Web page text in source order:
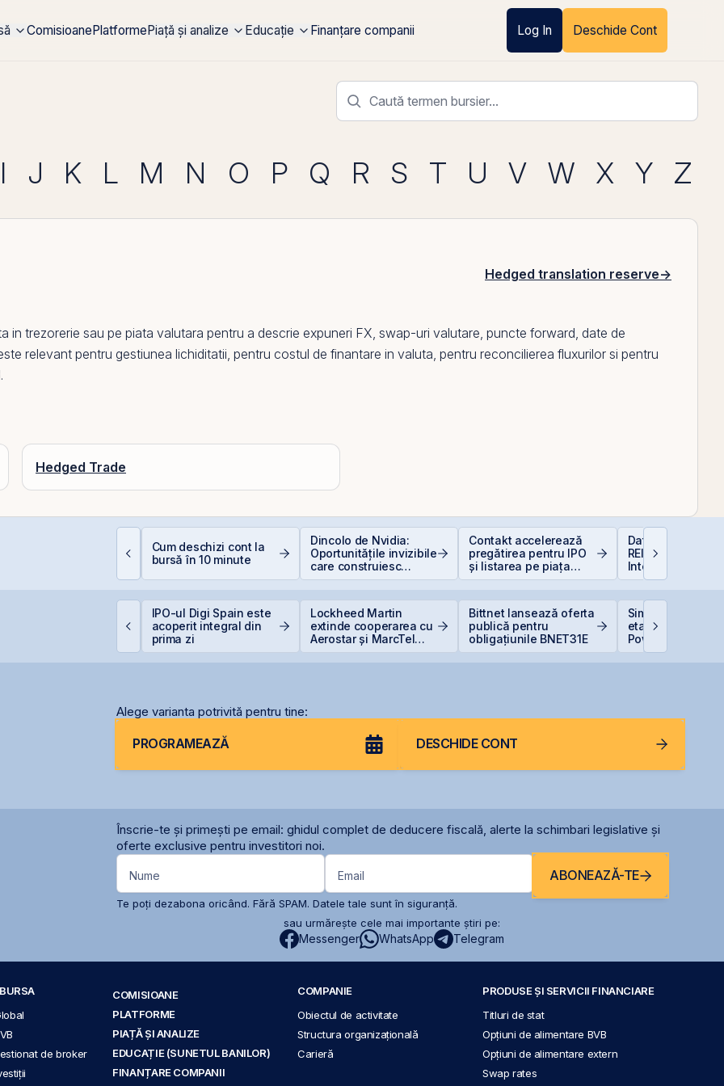
ComisioanePlatformePiață și analize Educație Finanțare companii Log In Deschide Cont
I J K L M N O P Q R S T U V W X Y Z
Hedged translation reserve→
in trezorerie sau pe piata valutara pentru a descrie expuneri FX, swap-uri valutare, puncte forward, date de
relevant pentru gestiunea lichiditatii, pentru costul de finantare in valuta, pentru reconcilierea fluxurilor si pentru
Hedged Trade
Cum deschizi cont la
bursă în 10 minute
Dincolo de Nvidia:
Oportunitățile invizibile
care construiesc
viitorul AI
Contakt accelerează
pregătirea pentru IPO
și listarea pe piața
AeRO a BVB
Data Center REIT
REIT-ul în era
Inteligenței
IPO-ul Digi Spain este
acoperit integral din
prima zi
Lockheed Martin
extinde cooperarea cu
Aerostar și MarcTel
Bittnet lansează oferta
publică pentru
obligațiunile BNET31E
Simtel Team
etapizat 14% din
Power pentru
lei și își reduce
Alege varianta potrivită pentru tine:
PROGRAMEAZĂ DESCHIDE CONT
Înscrie-te și primești pe email: ghidul complet de deducere fiscală, alerte la schimbari legislative și
oferte exclusive pentru investitori noi.
Nume Email ABONEAZĂ-TE
Te poți dezabona oricând. Fără SPAM. Datele tale sunt în siguranță.
sau urmărește cele mai importante știri pe:
Messenger WhatsApp Telegram
de broker
COMISIOANE
PLATFORME
PIAȚĂ ȘI ANALIZE
EDUCAȚIE (SUNETUL BANILOR)
FINANȚARE COMPANII
COMPANIE
Obiectul de activitate
Structura organizațională
Carieră
PRODUSE ȘI SERVICII FINANCIARE
Titluri de stat
Opțiuni de alimentare BVB
Opțiuni de alimentare extern
Swap rates